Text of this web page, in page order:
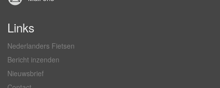
Links
Nederlanders Fietsen
Bericht inzenden
Nieuwsbrief